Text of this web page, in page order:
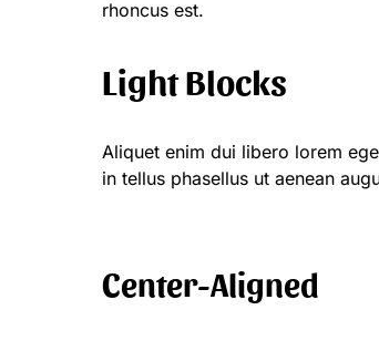
rhoncus est.
Light Blocks
Aliquet enim dui libero lorem
in tellus phasellus ut aenean
Center-Aligned